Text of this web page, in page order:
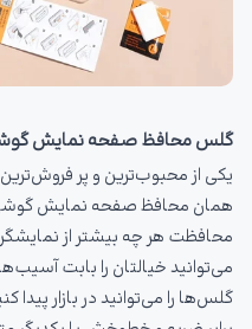
گلس محافظ صفحه نمایش
یکی از محبوب‌ترین و پر
همان محافظ صفحه نمایش گوشی
محافظت هر چه بیشتر از
می‌توانید خیالتان را بابت
گلس‌ها را می‌توانید در بازار پیدا